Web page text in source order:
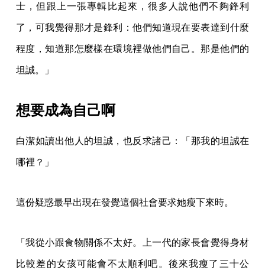
士，但跟上一張專輯比起來，很多人說他們不夠鋒利
了，可我覺得那才是鋒利：他們知道現在要表達到什麼
程度，知道那怎麼樣在環境裡做他們自己。那是他們的
坦誠。」
想要成為自己啊
白潔如讀出他人的坦誠，也反求諸己：「那我的坦誠在
哪裡？」
這份疑惑最早出現在發覺這個社會要求她瘦下來時。
「我從小跟食物關係不太好。上一代的家長會覺得身材
比較差的女孩可能會不太順利吧。後來我瘦了三十公